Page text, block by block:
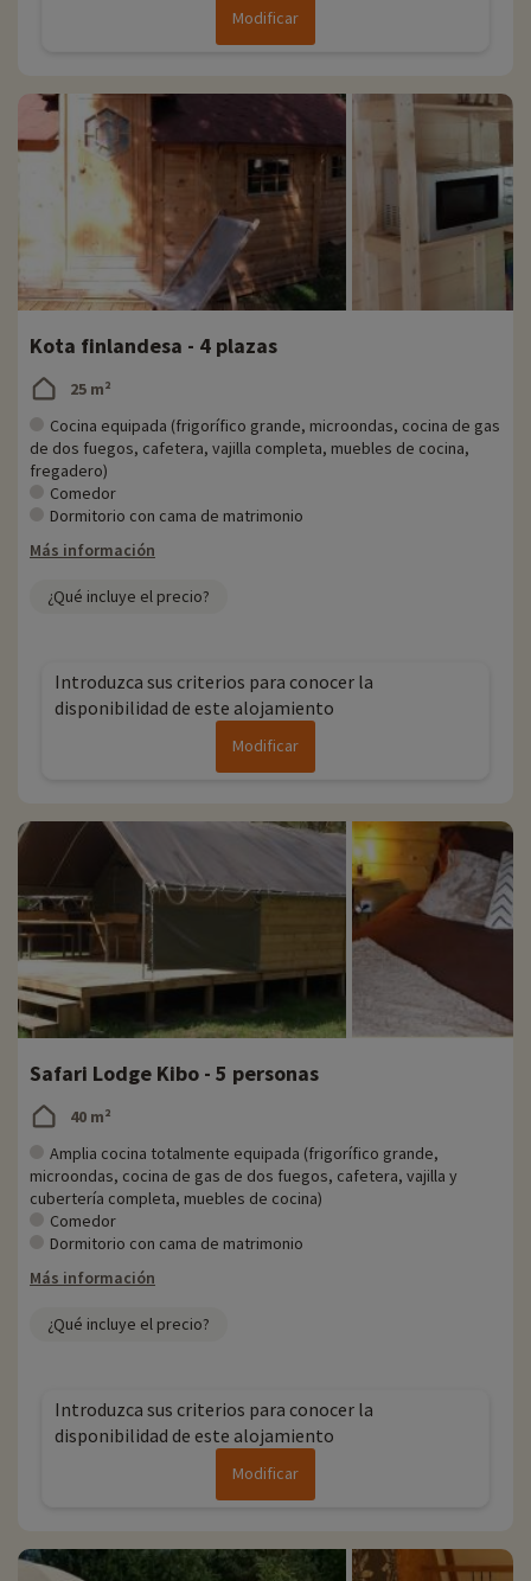
Modificar
Kota finlandesa - 4 plazas
25 m²
Cocina equipada (frigorífico grande, microondas, cocina de gas
de dos fuegos, cafetera, vajilla completa, muebles de cocina,
fregadero)
Comedor
Dormitorio con cama de matrimonio
Más información
¿Qué incluye el precio?
Introduzca sus criterios para conocer la
disponibilidad de este alojamiento
Modificar
Safari Lodge Kibo - 5 personas
40 m²
Amplia cocina totalmente equipada (frigorífico grande,
microondas, cocina de gas de dos fuegos, cafetera, vajilla y
cubertería completa, muebles de cocina)
Comedor
Dormitorio con cama de matrimonio
Más información
¿Qué incluye el precio?
Introduzca sus criterios para conocer la
disponibilidad de este alojamiento
Modificar